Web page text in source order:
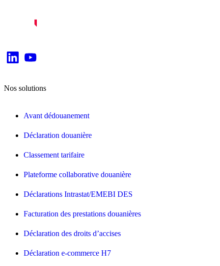
Nos solutions
Avant dédouanement
Déclaration douanière
Classement tarifaire
Plateforme collaborative douanière
Déclarations Intrastat/EMEBI DES
Facturation des prestations douanières
Déclaration des droits d’accises
Déclaration e-commerce H7